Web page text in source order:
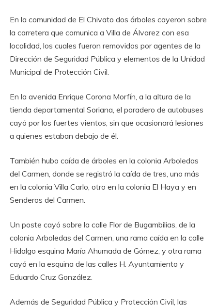
‎En la comunidad de El Chivato dos árboles cayeron sobre
la carretera que comunica a Villa de Álvarez con esa
localidad, los cuales fueron removidos por agentes de la
Dirección de Seguridad Pública y elementos de la Unidad
Municipal de Protección Civil.
‎En la avenida Enrique Corona Morfín, a la altura de la
tienda departamental Soriana, el paradero de autobuses
cayó por los fuertes vientos, sin que ocasionará lesiones
a quienes estaban debajo de él.
También hubo caída de árboles en la colonia Arboledas
del Carmen, donde se registró la caída de tres, uno más
en la colonia Villa Carlo, otro en la colonia El Haya y en
Senderos del Carmen.
‎Un poste cayó sobre la calle Flor de Bugambilias, de la
colonia Arboledas del Carmen, una rama caída en la calle
Hidalgo esquina María Ahumada de Gómez, y otra rama
cayó en la esquina de las calles H. Ayuntamiento y
Eduardo Cruz González.
‎Además de Seguridad Pública y Protección Civil, las